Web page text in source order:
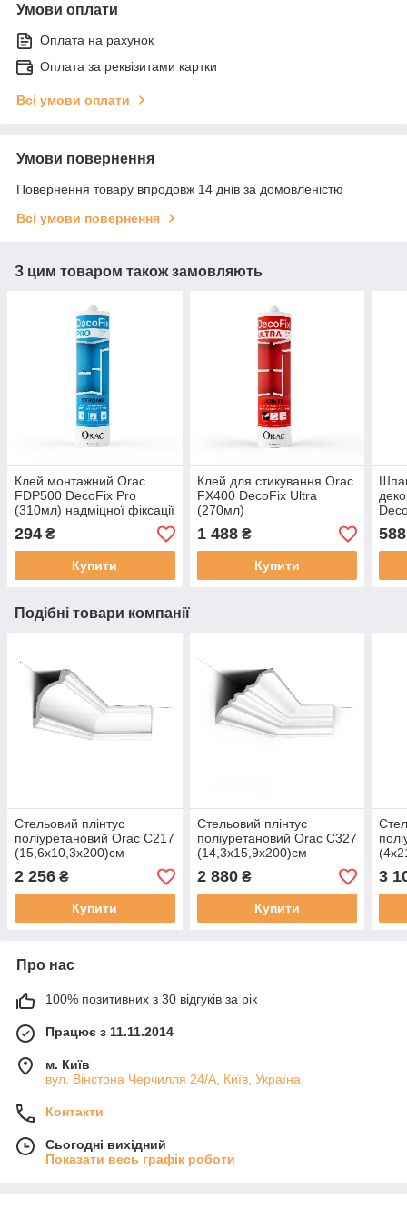
Умови оплати
Оплата на рахунок
Оплата за реквізитами картки
Всі умови оплати
Умови повернення
Повернення товару впродовж 14 днів за домовленістю
Всі умови повернення
З цим товаром також замовляють
Клей монтажний Orac
FDP500 DecoFix Pro
(310мл) надміцної фіксації
294 ₴
Купити
Клей для стикування Orac
FX400 DecoFix Ultra
(270мл)
1 488₴
Купити
588
Подібні товари компанії
Стельовий плінтус
поліуретановий Orac C217
(15,6х10,3х200)см
2 256 ₴
Купити
Стельовий плінтус
поліуретановий Orac C327
(14,3х15,9х200)см
2 880₴
Купити
3
Про нас
100% позитивних з 30 відгуків за рік
Працює з 11.11.2014
м. Київ
вул. Вінстона Черчилля 24/А, Київ, Україна
Контакти
Сьогодні вихідний
Показати весь графік роботи